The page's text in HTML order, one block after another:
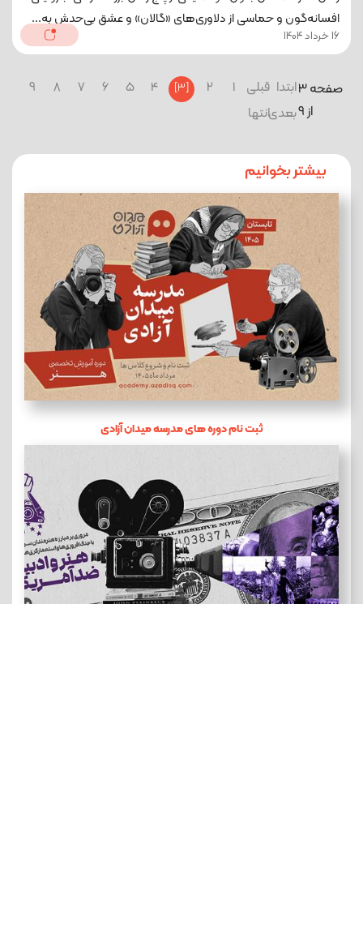
افسانه‌گون و حماسی از دلاوری‌های «گالان» و عشق بی‌حدش به...
16 خرداد 1404
صفحه 3
از 9
ابتدا قبلی 1
2
[3]
4
5
6
7
8
9
بعدیانتها
بیشتر بخوانیم
ثبت نام دوره های مدرسه میدان آزادی